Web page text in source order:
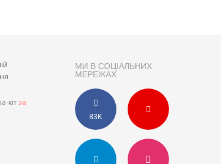
МИ В СОЦІАЛЬНИХ
МЕРЕЖАХ
83K
кітза